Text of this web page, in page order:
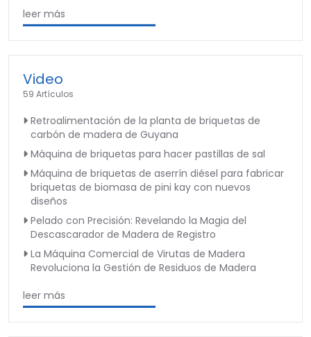
leer más
Video
59 Artículos
Retroalimentación de la planta de briquetas de
carbón de madera de Guyana
Máquina de briquetas para hacer pastillas de sal
Máquina de briquetas de aserrín diésel para fabricar
briquetas de biomasa de pini kay con nuevos
diseños
Pelado con Precisión: Revelando la Magia del
Descascarador de Madera de Registro
La Máquina Comercial de Virutas de Madera
Revoluciona la Gestión de Residuos de Madera
leer más